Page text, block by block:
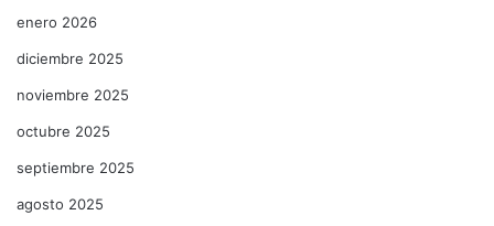
enero 2026
diciembre 2025
noviembre 2025
octubre 2025
septiembre 2025
agosto 2025